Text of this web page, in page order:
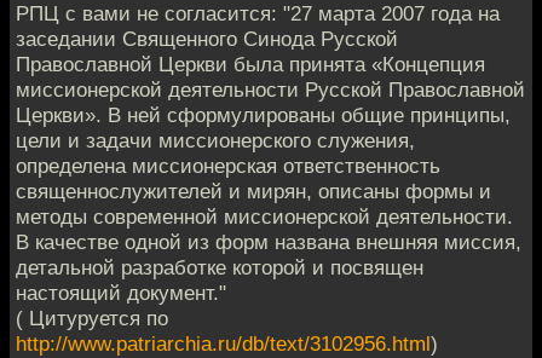
РПЦ с вами не согласится: "27 марта 2007 года на
заседании Священного Синода Русской
Православной Церкви была принята «Концепция
миссионерской деятельности Русской Православной
Церкви». В ней сформулированы общие принципы,
цели и задачи миссионерского служения,
определена миссионерская ответственность
священнослужителей и мирян, описаны формы и
методы современной миссионерской деятельности.
В качестве одной из форм названа внешняя миссия,
детальной разработке которой и посвящен
настоящий документ."
( Цитуруется по
http://www.patriarchia.ru/db/text/3102956.html)